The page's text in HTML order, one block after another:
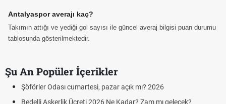
Antalyaspor averajı kaç?
Takımın attığı ve yediği gol sayısı ile güncel averaj bilgisi puan durumu
tablosunda gösterilmektedir.
Şu An Popüler İçerikler
Şöförler Odası cumartesi, pazar açık mı? 2026
Bedelli Askerlik Ücreti 2026 Ne Kadar? Zam mı gelecek?